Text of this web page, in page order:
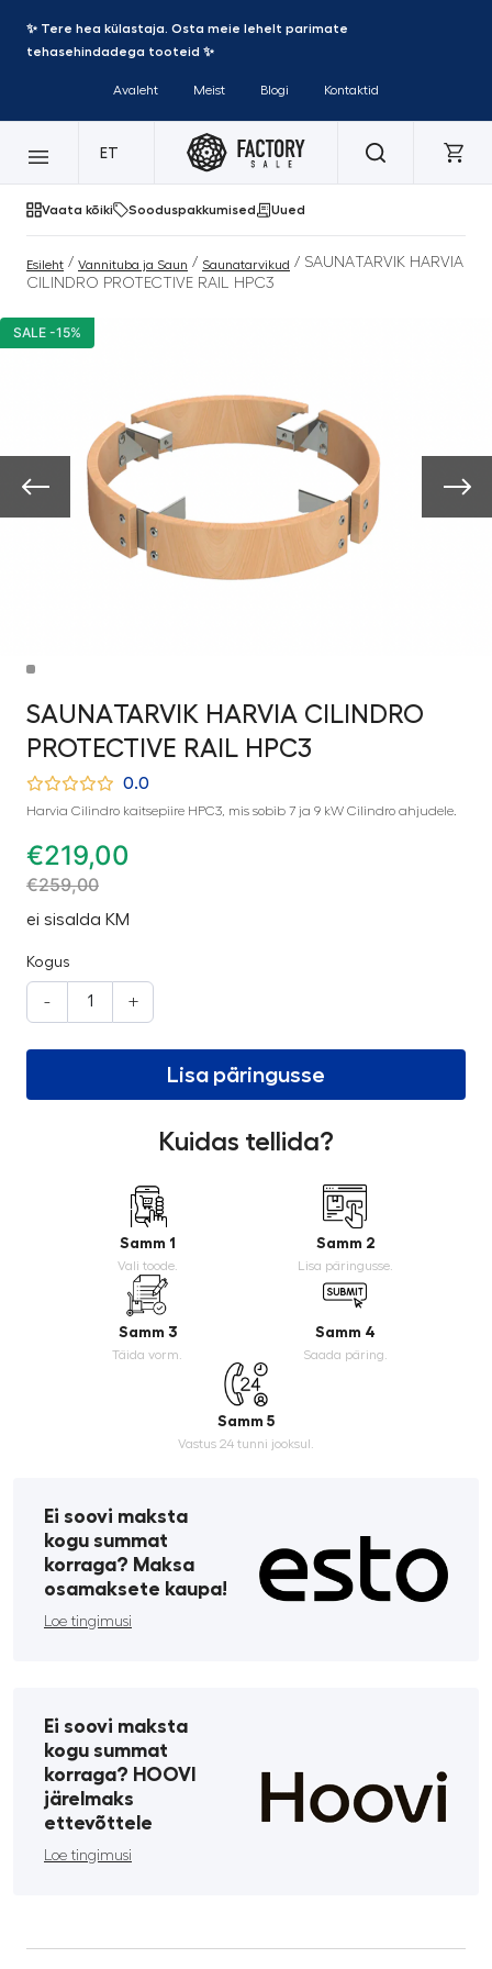
✨ Tere hea külastaja. Osta meie lehelt parimate
tehasehindadega tooteid ✨
Avaleht Meist Blogi Kontaktid
ET
Vaata kõiki Sooduspakkumised Uued
Esileht / Vannituba ja Saun / Saunatarvikud / SAUNATARVIK HARVIA
CILINDRO PROTECTIVE RAIL HPC3
SALE -15%
SAUNATARVIK HARVIA CILINDRO
PROTECTIVE RAIL HPC3
0.0
Harvia Cilindro kaitsepiire HPC3, mis sobib 7 ja 9 kW Cilindro ahjudele.
€219,00
€259,00
ei sisalda KM
Kogus
- +
Lisa päringusse
Kuidas tellida?
Samm 1
Vali toode.
Samm 2
Lisa päringusse.
Samm 3
Täida vorm.
Samm 4
Saada päring.
Samm 5
Vastus 24 tunni jooksul.
Ei soovi maksta
kogu summat
korraga? Maksa
osamaksete kaupa!
Loe tingimusi
Ei soovi maksta
kogu summat
korraga? HOOVI
järelmaks
ettevõttele
Loe tingimusi